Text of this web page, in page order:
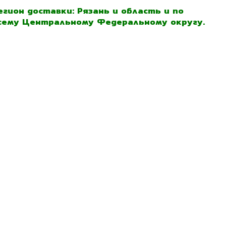
доставки: Рязань и область и по
Центральному Федеральному округу.